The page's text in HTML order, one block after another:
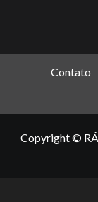
Contato
Copyright ©